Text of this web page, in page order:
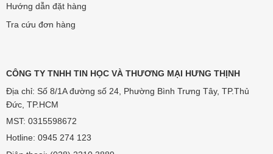
Hướng dẫn đặt hàng
Tra cứu đơn hàng
CÔNG TY TNHH TIN HỌC VÀ THƯƠNG MẠI HƯNG THỊNH
Địa chỉ: Số 8/1A đường số 24, Phường Bình Trưng Tây, TP.Thủ
Đức, TP.HCM
MST: 0315598672
Hotline: 0945 274 123